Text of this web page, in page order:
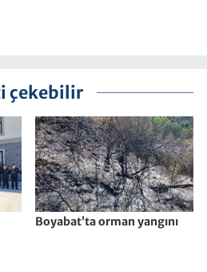
çekebilir
Boyabat’ta orman yangını